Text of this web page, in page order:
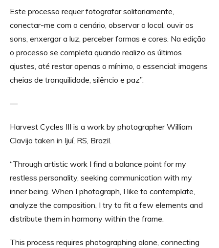
Este processo requer fotografar solitariamente,
conectar-me com o cenário, observar o local, ouvir os
sons, enxergar a luz, perceber formas e cores. Na edição
o processo se completa quando realizo os últimos
ajustes, até restar apenas o mínimo, o essencial: imagens
cheias de tranquilidade, silêncio e paz”.
—
Harvest Cycles III is a work by photographer William
Clavijo taken in Ijuí, RS, Brazil.
“Through artistic work I find a balance point for my
restless personality, seeking communication with my
inner being. When I photograph, I like to contemplate,
analyze the composition, I try to fit a few elements and
distribute them in harmony within the frame.
This process requires photographing alone, connecting